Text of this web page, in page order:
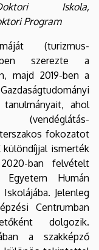
Iskola,
Program
(turizmus-
ben szerezte a
majd 2019-ben a
ahol
fokozatot
különdíjjal ismerték
ban felvételt
Humán
Jelenleg
Centrumban
dolgozik.
a szakképző